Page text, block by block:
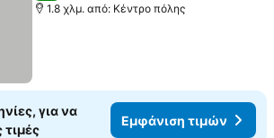
1.8 χλμ. από: Κέντρο πόλης
για να
τιμές
Εμφάνιση τιμών